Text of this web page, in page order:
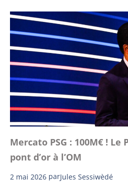
Mercato PSG : 100M€ ! Le
pont d’or à l’OM
2 mai 2026 parJules Sessiwèdé